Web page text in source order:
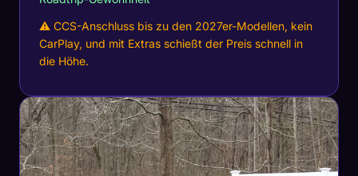
⚠ CCS-Anschluss bis zu den 2027er-Modellen, kein
CarPlay, und mit Extras schießt der Preis schnell in
die Höhe.